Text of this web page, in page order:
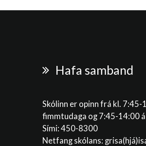
Hafa samband
Skólinn er opinn frá kl. 7:45-
fimmtudaga og 7:45-14:00
Sími: 450-8300
Netfang skólans: